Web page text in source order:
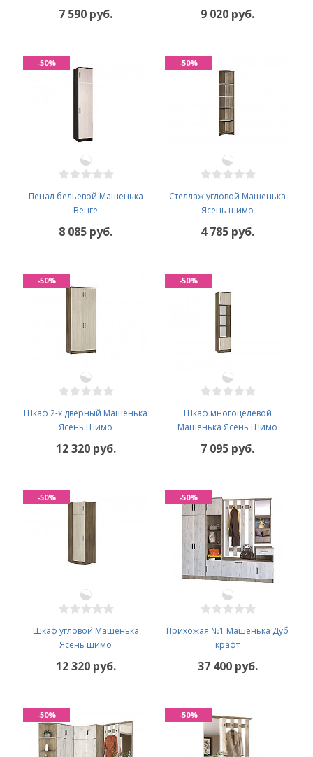
7 590 руб. 9 020 руб.
Пенал бельевой Машенька
Венге
8 085 руб.
-50%
Стеллаж угловой Машенька
Ясень шимо
4 785 руб.
-50%
Шкаф 2-х дверный Машенька
Ясень Шимо
12 320 руб.
-50%
Шкаф многоцелевой
Машенька Ясень Шимо
7 095 руб.
-50%
Шкаф угловой Машенька
Ясень шимо
12 320 руб.
-50%
Прихожая №1 Машенька Дуб
крафт
37 400 руб.
-50%
-50% -50%